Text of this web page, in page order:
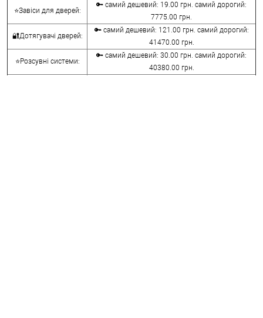
⭐Завіси для дверей:
🔑 самий дешевий: 19.00 грн. самий дорогий:
7775.00 грн.
🔐Дотягувачі дверей:
🔑 самий дешевий: 121.00 грн. самий дорогий:
41470.00 грн.
⭐Розсувні системи:
🔑 самий дешевий: 30.00 грн. самий дорогий:
40380.00 грн.